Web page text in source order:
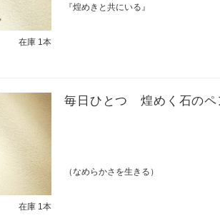
在庫 1本
『煌めきと共にいる』
在庫 1本
毎日ひとつ 煌めく石の
（なめらかさを生きる）